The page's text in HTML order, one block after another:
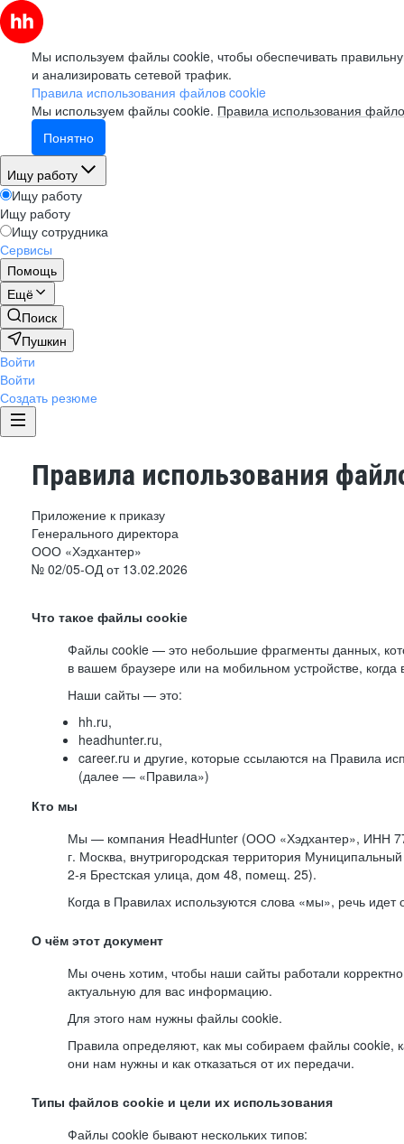
Мы используем файлы cookie, чтобы обеспечивать
и анализировать сетевой трафик.
Правила использования файлов cookie
Мы используем файлы cookie. Правила использования
Понятно
Ищу работу
Ищу работу
Ищу работу
Ищу сотрудника
Сервисы
Помощь
Ещё
Поиск
Пушкин
Войти
Войти
Создать резюме
Правила использования
Приложение к приказу
Генерального директора
ООО «Хэдхантер»
№ 02/05-ОД от 13.02.2026
Что такое файлы cookie
Файлы cookie — это небольшие фрагменты данных,
в вашем браузере или на мобильном устройстве,
Наши сайты — это:
hh.ru,
headhunter.ru,
career.ru и другие, которые ссылаются на Правила
(далее — «Правила»)
Кто мы
Мы — компания HeadHunter (ООО «Хэдхантер», ИНН
г. Москва, внутригородская территория Муниципальный
2-я Брестская улица, дом 48, помещ. 25).
Когда в Правилах используются слова «мы», речь
О чём этот документ
Мы очень хотим, чтобы наши сайты работали
актуальную для вас информацию.
Для этого нам нужны файлы cookie.
Правила определяют, как мы собираем файлы cookie,
они нам нужны и как отказаться от их передачи.
Типы файлов cookie и цели их использования
Файлы cookie бывают нескольких типов: